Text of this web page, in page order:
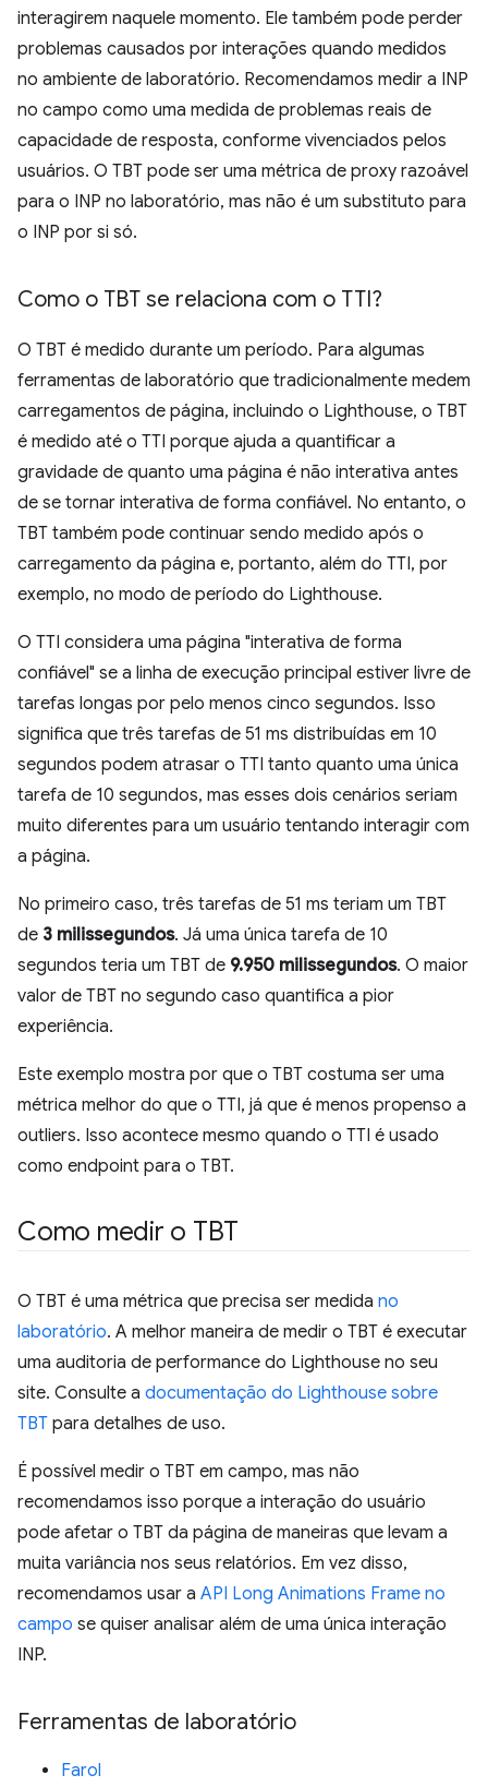
interagirem naquele momento. Ele também pode perder
problemas causados por interações quando medidos
no ambiente de laboratório. Recomendamos medir a INP
no campo como uma medida de problemas reais de
capacidade de resposta, conforme vivenciados pelos
usuários. O TBT pode ser uma métrica de proxy razoável
para o INP no laboratório, mas não é um substituto para
o INP por si só.
Como o TBT se relaciona com o TTI?
O TBT é medido durante um período. Para algumas
ferramentas de laboratório que tradicionalmente medem
carregamentos de página, incluindo o Lighthouse, o TBT
é medido até o TTI porque ajuda a quantificar a
gravidade de quanto uma página é não interativa antes
de se tornar interativa de forma confiável. No entanto, o
TBT também pode continuar sendo medido após o
carregamento da página e, portanto, além do TTI, por
exemplo, no modo de período do Lighthouse.
O TTI considera uma página "interativa de forma
confiável" se a linha de execução principal estiver livre de
tarefas longas por pelo menos cinco segundos. Isso
significa que três tarefas de 51 ms distribuídas em 10
segundos podem atrasar o TTI tanto quanto uma única
tarefa de 10 segundos, mas esses dois cenários seriam
muito diferentes para um usuário tentando interagir com
a página.
No primeiro caso, três tarefas de 51 ms teriam um TBT
de 3 milissegundos. Já uma única tarefa de 10
segundos teria um TBT de 9.950 milissegundos. O maior
valor de TBT no segundo caso quantifica a pior
experiência.
Este exemplo mostra por que o TBT costuma ser uma
métrica melhor do que o TTI, já que é menos propenso a
outliers. Isso acontece mesmo quando o TTI é usado
como endpoint para o TBT.
Como medir o TBT
O TBT é uma métrica que precisa ser medida no
laboratório. A melhor maneira de medir o TBT é executar
uma auditoria de performance do Lighthouse no seu
site. Consulte a documentação do Lighthouse sobre
TBT para detalhes de uso.
É possível medir o TBT em campo, mas não
recomendamos isso porque a interação do usuário
pode afetar o TBT da página de maneiras que levam a
muita variância nos seus relatórios. Em vez disso,
recomendamos usar a API Long Animations Frame no
campo se quiser analisar além de uma única interação
INP.
Ferramentas de laboratório
Farol